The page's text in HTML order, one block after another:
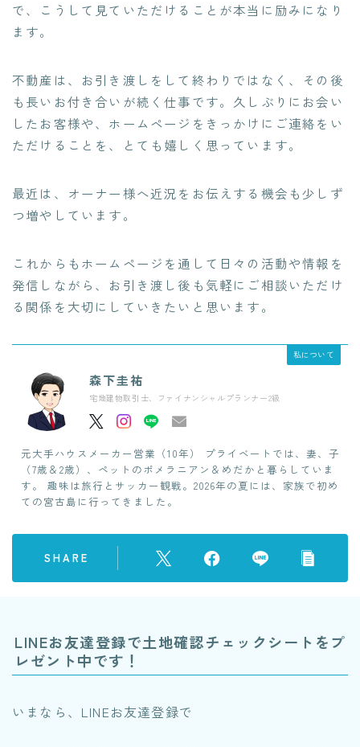
で、こうして見ていただけることが本当に励みになり
ます。
不動産は、お引き渡しをして終わりではなく、その後
も長いお付き合いが続く仕事です。久しぶりにお会い
したお客様や、ホームページをきっかけにご連絡をい
ただけることを、とても嬉しく思っています。
最近は、オーナー様へ近況をお伝えする機会も少しず
つ増やしています。
これからもホームページを通して日々の活動や情報を
発信しながら、お引き渡し後も気軽にご相談いただけ
る関係を大切にしていきたいと思います。
私について
森下圭祐
宅地建物取引士、ファイナンシャルプランナー2級
元大手ハウスメーカー営業（10年） プライベートでは、妻、子
（7歳＆2歳）、ペットのポメラニアン＆めだかと暮らしていま
す。 趣味は旅行とサッカー観戦。2026年の夏には、家族で初め
ての宮古島に行ってきました。
SHARE
LINEお友達登録で土地確認チェックシートをプ
レゼント中です！
いまなら、LINEお友達登録で